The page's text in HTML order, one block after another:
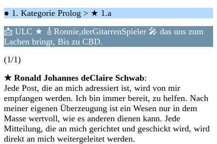
● 1. Kategorie Prolog > ★ 1.a
📩 ULC ★ 🎸Ronnie,derGitarrenSpieler 🎤 das uns zum
Lachen bringt, Bis zu CBD.
(1/1)
★ Ronald Johannes deClaire Schwab:
Jede Post, die an mich adressiert ist, wird von mir
empfangen werden. Ich bin immer bereit, zu helfen. Nach
meiner eigenen Überzeugung ist ein Wesen nur in dem
Masse wertvoll, wie es anderen dienen kann. Jede
Mitteilung, die an mich gerichtet und geschickt wird, wird
direkt an mich weitergeleitet werden.